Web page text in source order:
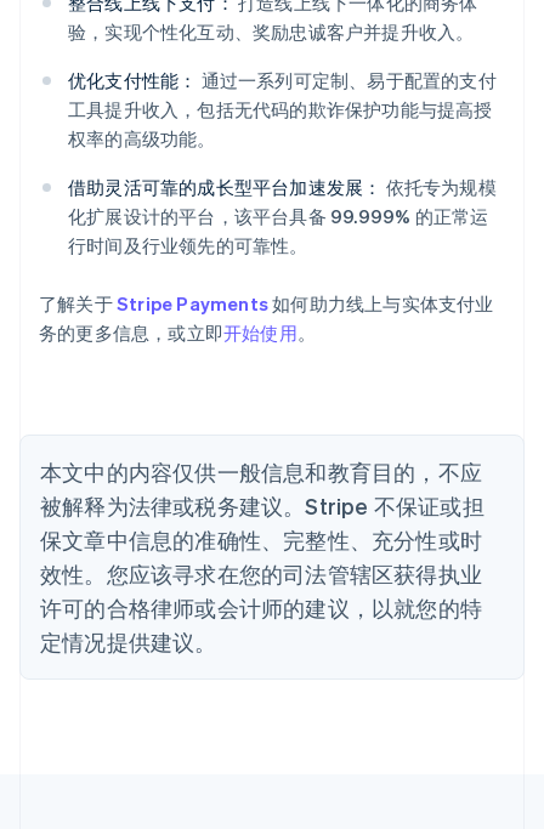
验，实现个性化互动、奖励忠诚客户并提升收入。
优化支付性能： 通过一系列可定制、易于配置的支付
工具提升收入，包括无代码的欺诈保护功能与提高授
权率的高级功能。
借助灵活可靠的成长型平台加速发展： 依托专为规模
化扩展设计的平台，该平台具备 99.999% 的正常运
行时间及行业领先的可靠性。
了解关于Stripe Payments如何助力线上与实体支付业
务的更多信息，或立即开始使用。
本文中的内容仅供一般信息和教育目的，不应
被解释为法律或税务建议。Stripe 不保证或担
保文章中信息的准确性、完整性、充分性或时
效性。您应该寻求在您的司法管辖区获得执业
许可的合格律师或会计师的建议，以就您的特
定情况提供建议。
阿联酋
爱尔兰
English
爱沙尼亚
English
奥地利
DeutschEnglish
澳大利亚
English
PortuguêsEnglish
保加利亚
English
丹麦
德国
DeutschEnglish
法国
FrançaisEnglish
芬兰
EnglishSvenska